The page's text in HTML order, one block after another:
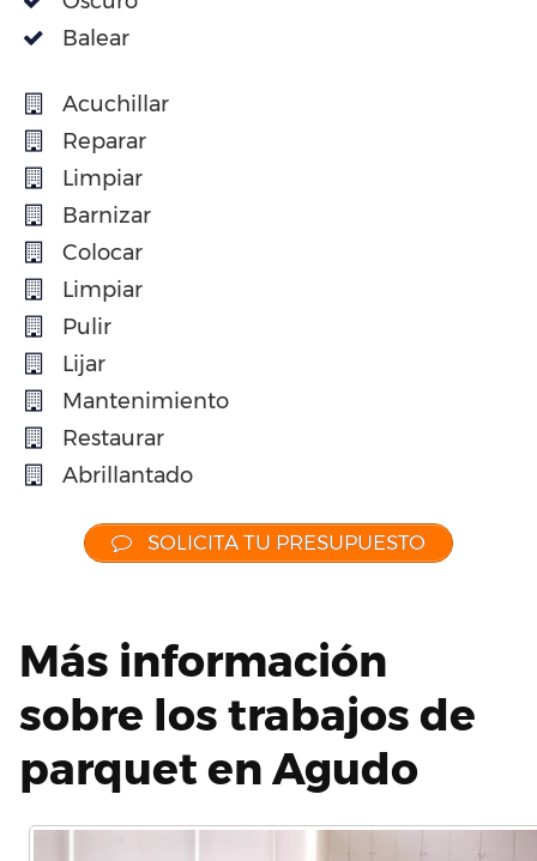
Balear
Acuchillar
Reparar
Limpiar
Barnizar
Colocar
Limpiar
Pulir
Lijar
Mantenimiento
Restaurar
Abrillantado
SOLICITA TU PRESUPUESTO
Más información
sobre los trabajos de
parquet en Agudo